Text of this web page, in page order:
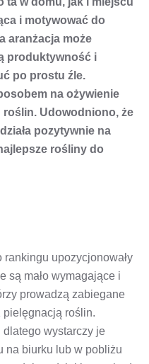
i motywować do
aranżacja może
produktywność i
po prostu źle.
na ożywienie
Udowodniono, że
pozytywnie na
rośliny do
upozycjonowały
są mało wymagające i
prowadzą zabiegane
pielęgnacją roślin.
dlatego wystarczy je
na biurku lub w pobliżu